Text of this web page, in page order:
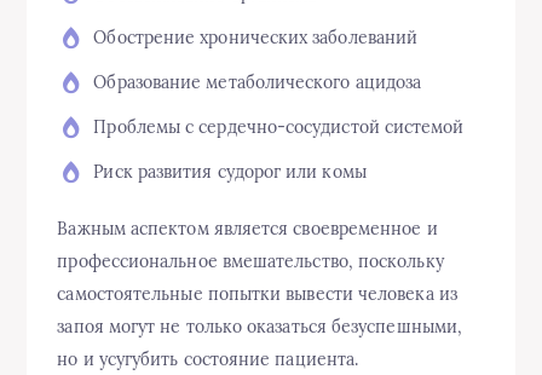
Обострение хронических заболеваний
Образование метаболического ацидоза
Проблемы с сердечно-сосудистой системой
Риск развития судорог или комы
Важным аспектом является своевременное и
профессиональное вмешательство, поскольку
самостоятельные попытки вывести человека из
запоя могут не только оказаться безуспешными,
но и усугубить состояние пациента.